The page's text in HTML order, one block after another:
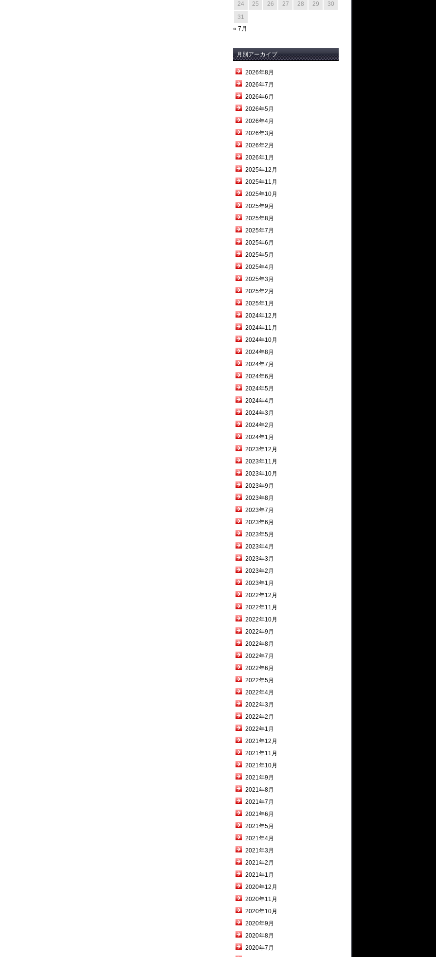
24
25 26 27 28 29
30
31
« 7月
月別アーカイブ
2026年8月
2026年7月
2026年6月
2026年5月
2026年4月
2026年3月
2026年2月
2026年1月
2025年12月
2025年11月
2025年10月
2025年9月
2025年8月
2025年7月
2025年6月
2025年5月
2025年4月
2025年3月
2025年2月
2025年1月
2024年12月
2024年11月
2024年10月
2024年8月
2024年7月
2024年6月
2024年5月
2024年4月
2024年3月
2024年2月
2024年1月
2023年12月
2023年11月
2023年10月
2023年9月
2023年8月
2023年7月
2023年6月
2023年5月
2023年4月
2023年3月
2023年2月
2023年1月
2022年12月
2022年11月
2022年10月
2022年9月
2022年8月
2022年7月
2022年6月
2022年5月
2022年4月
2022年3月
2022年2月
2022年1月
2021年12月
2021年11月
2021年10月
2021年9月
2021年8月
2021年7月
2021年6月
2021年5月
2021年4月
2021年3月
2021年2月
2021年1月
2020年12月
2020年11月
2020年10月
2020年9月
2020年8月
2020年7月